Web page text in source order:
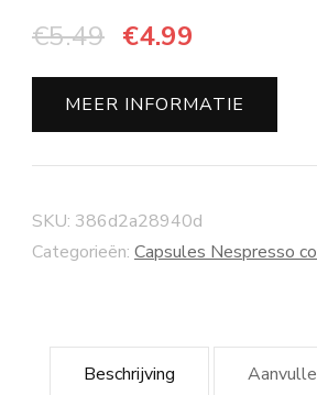
€5.49 Oorspronkelijke
prijs
was:
€5.49.
€4.99
prijs
is:
€4.99.
MEER INFORMATIE
SKU: 386d2a28940d
Categorieën: Capsules Nespresso
Beschrijving